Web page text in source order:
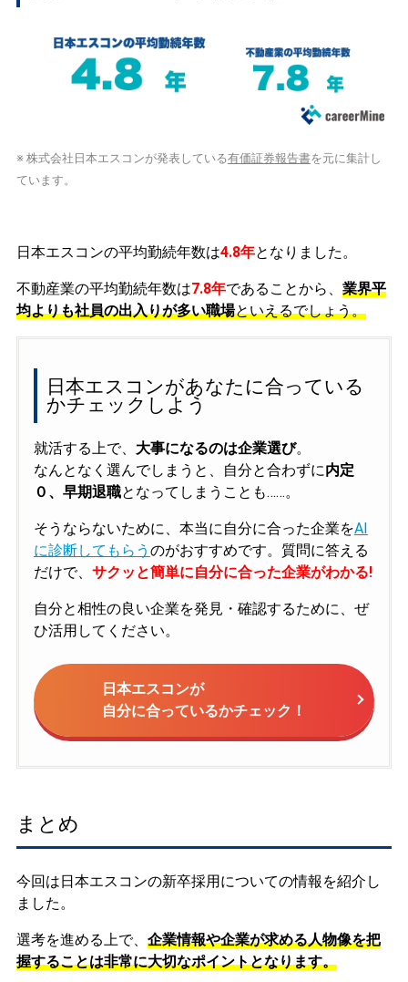
※ 株式会社日本エスコンが発表している有価証券報告書を元に集計し
ています。
日本エスコンの平均勤続年数は4.8年となりました。
不動産業の平均勤続年数は7.8年であることから、 業界平
均よりも社員の出入りが多い職場といえるでしょう。
日本エスコンがあなたに合っている
かチェックしよう
就活する上で、 大事になるのは企業選び。
なんとなく選んでしまうと、自分と合わずに内定
０、早期退職となってしまうことも……。
そうならないために、本当に自分に合った企業をAI
に診断してもらう のがおすすめです。質問に答える
だけで、 サクッと簡単に自分に合った企業がわかる!
自分と相性の良い企業を発見・確認するために、ぜ
ひ活用してください。
日本エスコンが
自分に合っているかチェック！
まとめ
今回は日本エスコンの新卒採用についての情報を紹介し
ました。
選考を進める上で、 企業情報や企業が求める人物像を把
握することは非常に大切なポイントとなります。